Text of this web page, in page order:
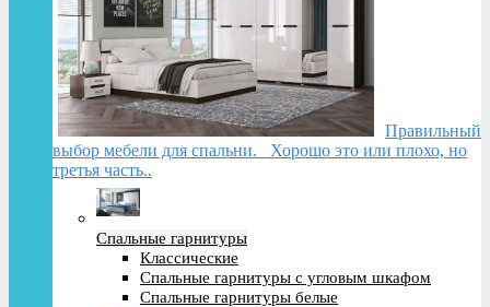
Правильный
выбор мебели для спальни. Хорошо это или плохо, но
третья часть..
Спальные гарнитуры
Классические
Спальные гарнитуры с угловым шкафом
Спальные гарнитуры белые